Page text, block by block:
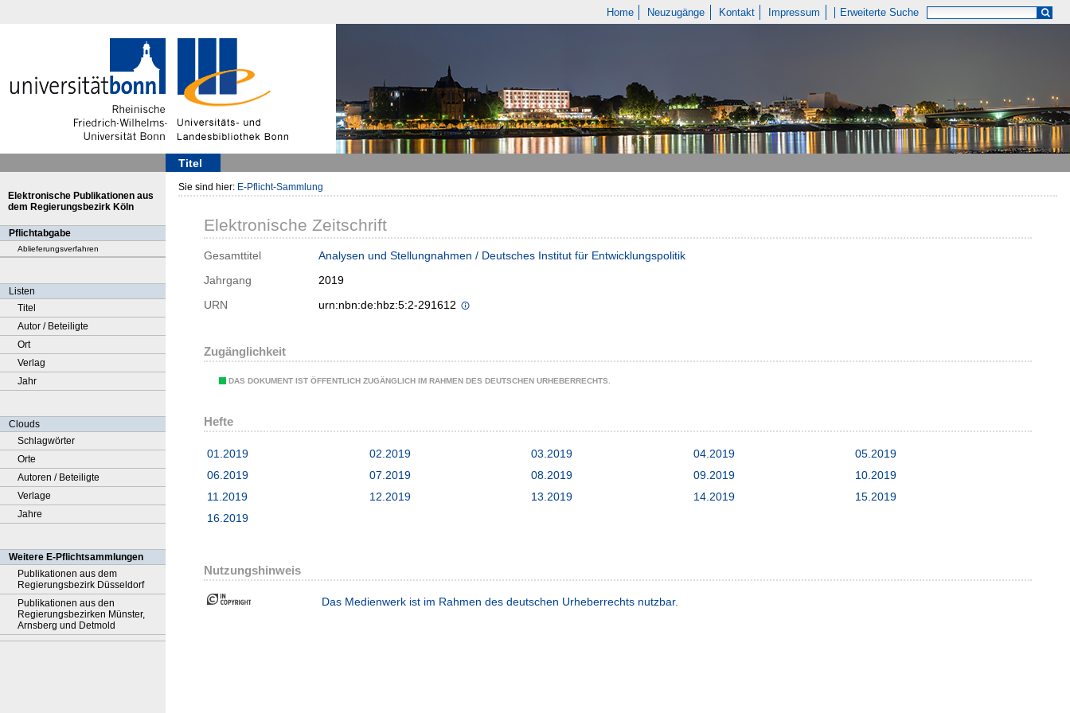
Home Neuzugänge Kontakt Impressum Erweiterte Suche
Titel
Elektronische Publikationen aus
dem Regierungsbezirk Köln
Pflichtabgabe
Ablieferungsverfahren
Listen
Titel
Autor / Beteiligte
Ort
Verlag
Jahr
Clouds
Schlagwörter
Orte
Autoren / Beteiligte
Verlage
Jahre
Weitere E-Pflichtsammlungen
Publikationen aus dem
Regierungsbezirk Düsseldorf
Publikationen aus den
Regierungsbezirken Münster,
Arnsberg und Detmold
Sie sind hier: E-Pflicht-Sammlung
Elektronische Zeitschrift
Gesamttitel
Analysen und Stellungnahmen / Deutsches Institut für Entwicklungspolitik
Jahrgang
2019
URN
urn:nbn:de:hbz:5:2-291612
Zugänglichkeit
DAS DOKUMENT IST ÖFFENTLICH ZUGÄNGLICH IM RAHMEN DES DEUTSCHEN URHEBERRECHTS.
Hefte
01.2019 02.2019 03.2019 04.2019
05.2019
06.2019
07.2019 08.2019 09.2019
10.2019
11.2019
12.2019 13.2019 14.2019
15.2019
16.2019
Nutzungshinweis
Das Medienwerk ist im Rahmen des deutschen Urheberrechts nutzbar.